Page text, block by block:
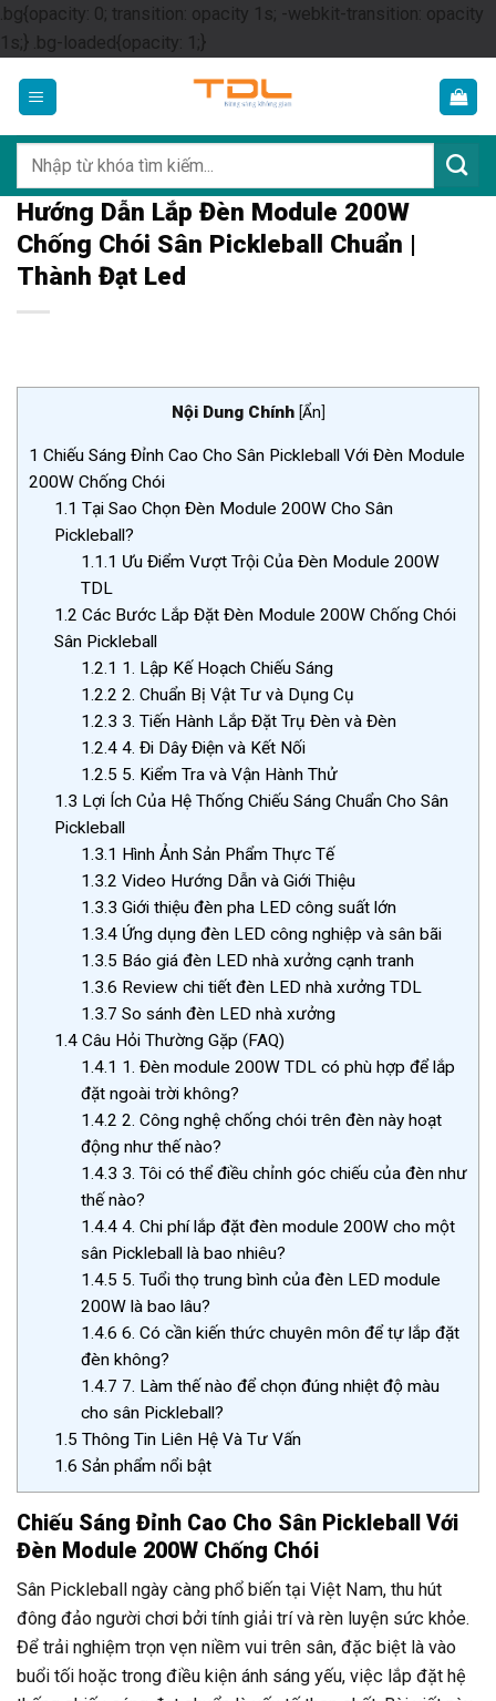
.bg{opacity: 0; transition: opacity 1s; -webkit-transition: opacity
1s;} .bg-loaded{opacity: 1;}Skip
content
kiếm:
Hướng Dẫn Lắp Đèn Module 200W
Chống Chói Sân Pickleball Chuẩn |
Thành Đạt Led
Nội Dung Chính [Ẩn]
1 Chiếu Sáng Đỉnh Cao Cho Sân Pickleball Với Đèn Module
200W Chống Chói
1.1 Tại Sao Chọn Đèn Module 200W Cho Sân
Pickleball?
1.1.1 Ưu Điểm Vượt Trội Của Đèn Module 200W
TDL
1.2 Các Bước Lắp Đặt Đèn Module 200W Chống Chói
Sân Pickleball
1.2.1 1. Lập Kế Hoạch Chiếu Sáng
1.2.2 2. Chuẩn Bị Vật Tư và Dụng Cụ
1.2.3 3. Tiến Hành Lắp Đặt Trụ Đèn và Đèn
1.2.44. Đi Dây Điện và Kết Nối
1.2.5 5. Kiểm Tra và Vận Hành Thử
1.3 Lợi Ích Của Hệ Thống Chiếu Sáng Chuẩn Cho Sân
Pickleball
1.3.1 Hình Ảnh Sản Phẩm Thực Tế
1.3.2 Video Hướng Dẫn và Giới Thiệu
1.3.3 Giới thiệu đèn pha LED công suất lớn
1.3.4Ứng dụng đèn LED công nghiệp và sân bãi
1.3.5 Báo giá đèn LED nhà xưởng cạnh tranh
1.3.6 Review chi tiết đèn LED nhà xưởng TDL
1.3.7 So sánh đèn LED nhà xưởng
1.4 Câu Hỏi Thường Gặp (FAQ)
1.4.1 1. Đèn module 200W TDL có phù hợp để lắp
đặt ngoài trời không?
1.4.2 2. Công nghệ chống chói trên đèn này hoạt
động như thế nào?
1.4.3 3. Tôi có thể điều chỉnh góc chiếu của đèn như
thế nào?
1.4.44. Chi phí lắp đặt đèn module 200W cho một
sân Pickleball là bao nhiêu?
1.4.5 5. Tuổi thọ trung bình của đèn LED module
200W là bao lâu?
1.4.6 6. Có cần kiến thức chuyên môn để tự lắp đặt
đèn không?
1.4.7 7. Làm thế nào để chọn đúng nhiệt độ màu
cho sân Pickleball?
1.5 Thông Tin Liên Hệ Và Tư Vấn
1.6 Sản phẩm nổi bật
Chiếu Sáng Đỉnh Cao Cho Sân Pickleball Với
Đèn Module 200W Chống Chói
Sân Pickleball ngày càng phổ biến tại Việt Nam, thu hút
đông đảo người chơi bởi tính giải trí và rèn luyện sức khỏe.
Để trải nghiệm trọn vẹn niềm vui trên sân, đặc biệt là vào
buổi tối hoặc trong điều kiện ánh sáng yếu, việc lắp đặt hệ